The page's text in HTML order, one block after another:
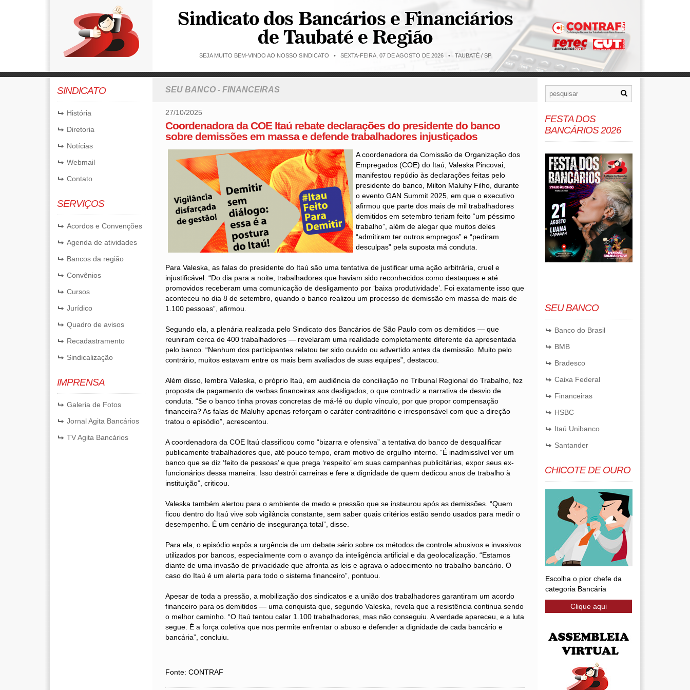
SEJA MUITO BEM-VINDO AO NOSSO SINDICATO • SEXTA-FEIRA, 07 DE AGOSTO DE 2026 • TAUBATÉ / SP
SINDICATO
História
Diretoria
Notícias
Webmail
Contato
SERVIÇOS
Acordos e Convenções
Agenda de atividades
Bancos da região
Convênios
Cursos
Jurídico
Quadro de avisos
Recadastramento
Sindicalização
IMPRENSA
Galeria de Fotos
Jornal Agita Bancários
TV Agita Bancários
SEU BANCO - FINANCEIRAS
27/10/2025
Coordenadora da COE Itaú rebate declarações do presidente do banco
sobre demissões em massa e defende trabalhadores injustiçados
A coordenadora da Comissão de Organização dos
Empregados (COE) do Itaú, Valeska Pincovai,
manifestou repúdio às declarações feitas pelo
presidente do banco, Milton Maluhy Filho, durante
o evento GAN Summit 2025, em que o executivo
afirmou que parte dos mais de mil trabalhadores
demitidos em setembro teriam feito “um péssimo
trabalho”, além de alegar que muitos deles
“admitiram ter outros empregos” e “pediram
desculpas” pela suposta má conduta.
Para Valeska, as falas do presidente do Itaú são uma tentativa de justificar uma ação arbitrária, cruel e
injustificável. “Do dia para a noite, trabalhadores que haviam sido reconhecidos como destaques e até
promovidos receberam uma comunicação de desligamento por ‘baixa produtividade’. Foi exatamente isso que
aconteceu no dia 8 de setembro, quando o banco realizou um processo de demissão em massa de mais de
1.100 pessoas”, afirmou.
Segundo ela, a plenária realizada pelo Sindicato dos Bancários de São Paulo com os demitidos — que
reuniram cerca de 400 trabalhadores — revelaram uma realidade completamente diferente da apresentada
pelo banco. “Nenhum dos participantes relatou ter sido ouvido ou advertido antes da demissão. Muito pelo
contrário, muitos estavam entre os mais bem avaliados de suas equipes”, destacou.
Além disso, lembra Valeska, o próprio Itaú, em audiência de conciliação no Tribunal Regional do Trabalho, fez
proposta de pagamento de verbas financeiras aos desligados, o que contradiz a narrativa de desvio de
conduta. “Se o banco tinha provas concretas de má-fé ou duplo vínculo, por que propor compensação
financeira? As falas de Maluhy apenas reforçam o caráter contraditório e irresponsável com que a direção
tratou o episódio”, acrescentou.
A coordenadora da COE Itaú classificou como “bizarra e ofensiva” a tentativa do banco de desqualificar
publicamente trabalhadores que, até pouco tempo, eram motivo de orgulho interno. “É inadmissível ver um
banco que se diz ‘feito de pessoas’ e que prega ‘respeito’ em suas campanhas publicitárias, expor seus ex-
funcionários dessa maneira. Isso destrói carreiras e fere a dignidade de quem dedicou anos de trabalho à
instituição”, criticou.
Valeska também alertou para o ambiente de medo e pressão que se instaurou após as demissões. “Quem
ficou dentro do Itaú vive sob vigilância constante, sem saber quais critérios estão sendo usados para medir o
desempenho. É um cenário de insegurança total”, disse.
Para ela, o episódio expôs a urgência de um debate sério sobre os métodos de controle abusivos e invasivos
utilizados por bancos, especialmente com o avanço da inteligência artificial e da geolocalização. “Estamos
diante de uma invasão de privacidade que afronta as leis e agrava o adoecimento no trabalho bancário. O
caso do Itaú é um alerta para todo o sistema financeiro”, pontuou.
Apesar de toda a pressão, a mobilização dos sindicatos e a união dos trabalhadores garantiram um acordo
financeiro para os demitidos — uma conquista que, segundo Valeska, revela que a resistência continua sendo
o melhor caminho. “O Itaú tentou calar 1.100 trabalhadores, mas não conseguiu. A verdade apareceu, e a luta
segue. É a força coletiva que nos permite enfrentar o abuso e defender a dignidade de cada bancário e
bancária”, concluiu.
Fonte: CONTRAF
FESTA DOS
BANCÁRIOS 2026
SEU BANCO
Banco do Brasil
BMB
Bradesco
Caixa Federal
Financeiras
HSBC
Itaú Unibanco
Santander
CHICOTE DE OURO
Escolha o pior chefe da
categoria Bancária
Clique aqui